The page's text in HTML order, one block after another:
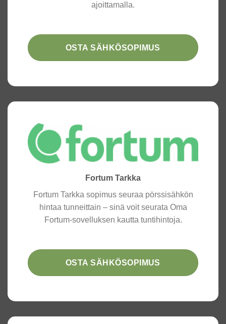
ajoittamalla.
OSTA SÄHKÖSOPIMUS
Fortum Tarkka
Fortum Tarkka sopimus seuraa pörssi­sähkön
hintaa tunneittain – sinä voit seurata Oma
Fortum-sovel­luksen kautta tunti­hintoja.
OSTA SÄHKÖSOPIMUS